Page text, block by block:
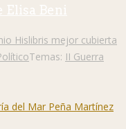
Elisa Beni
Hislibris mejor cubierta
Temas: II Guerra